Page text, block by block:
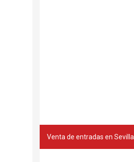
Venta de entradas en Sevilla